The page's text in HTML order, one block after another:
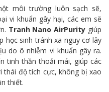
môi trường luôn sạch sẽ,
vi khuẩn gây hại, các em sẽ
Tranh Nano AirPurity giúp
học sinh tránh xa nguy cơ lây
do ô nhiễm vi khuẩn gây ra.
tinh thần thoải mái, giúp các
thái độ tích cực, không bị xao
thiết.